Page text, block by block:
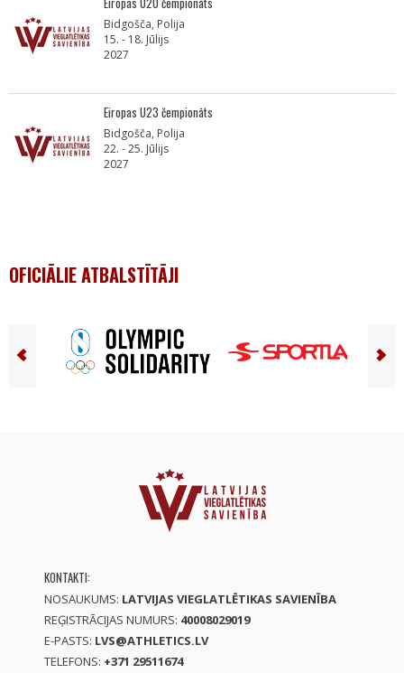
Bidgošča, Polija
15. - 18. Jūlijs
2027
Eiropas U23 čempionāts
Bidgošča, Polija
22. - 25. Jūlijs
2027
OFICIĀLIE ATBALSTĪTĀJI
KONTAKTI:
NOSAUKUMS: LATVIJAS VIEGLATLĒTIKAS SAVIENĪBA
REĢISTRĀCIJAS NUMURS: 40008029019
E-PASTS: LVS@ATHLETICS.LV
TELEFONS: +371 29511674